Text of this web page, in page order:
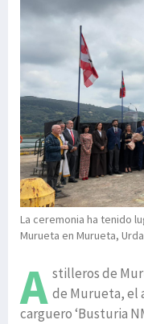
La ceremonia ha tenido
Murueta en Murueta,
A stilleros de
de Murueta, el
carguero ‘Busturia